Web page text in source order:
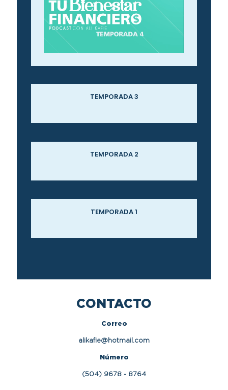
TEMPORADA 3
TEMPORADA 2
TEMPORADA 1
CONTACTO
Correo
alikafie@hotmail.com
Número
(504) 9678 - 8764